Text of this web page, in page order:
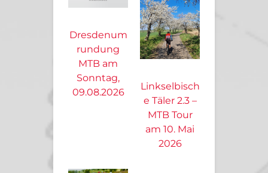
Dresdenum
rundung
MTB am
Sonntag,
09.08.2026
Linkselbisch
e Täler 2.3 –
MTB Tour
am 10. Mai
2026